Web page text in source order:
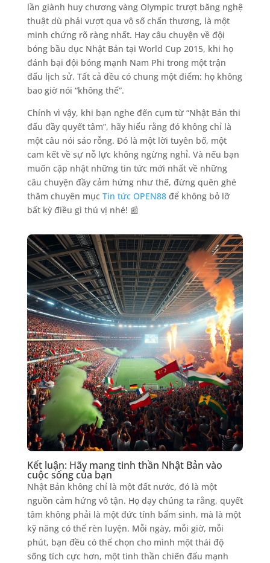
lần giành huy chương vàng Olympic trượt băng nghệ
thuật dù phải vượt qua vô số chấn thương, là một
minh chứng rõ ràng nhất. Hay câu chuyện về đội
bóng bầu dục Nhật Bản tại World Cup 2015, khi họ
đánh bại đội bóng mạnh Nam Phi trong một trận
đấu lịch sử. Tất cả đều có chung một điểm: họ không
bao giờ nói “không thể”.
Chính vì vậy, khi bạn nghe đến cụm từ “Nhật Bản thi
đấu đầy quyết tâm”, hãy hiểu rằng đó không chỉ là
một câu nói sáo rỗng. Đó là một lời tuyên bố, một
cam kết về sự nỗ lực không ngừng nghỉ. Và nếu bạn
muốn cập nhật những tin tức mới nhất về những
câu chuyện đầy cảm hứng như thế, đừng quên ghé
thăm chuyên mục Tin tức OPEN88để không bỏ lỡ
bất kỳ điều gì thú vị nhé! 📰
Kết luận: Hãy mang tinh thần Nhật Bản vào
cuộc sống của bạn
Nhật Bản không chỉ là một đất nước, đó là một
nguồn cảm hứng vô tận. Họ dạy chúng ta rằng, quyết
tâm không phải là một đức tính bẩm sinh, mà là một
kỹ năng có thể rèn luyện. Mỗi ngày, mỗi giờ, mỗi
phút, bạn đều có thể chọn cho mình một thái độ
sống tích cực hơn, một tinh thần chiến đấu mạnh